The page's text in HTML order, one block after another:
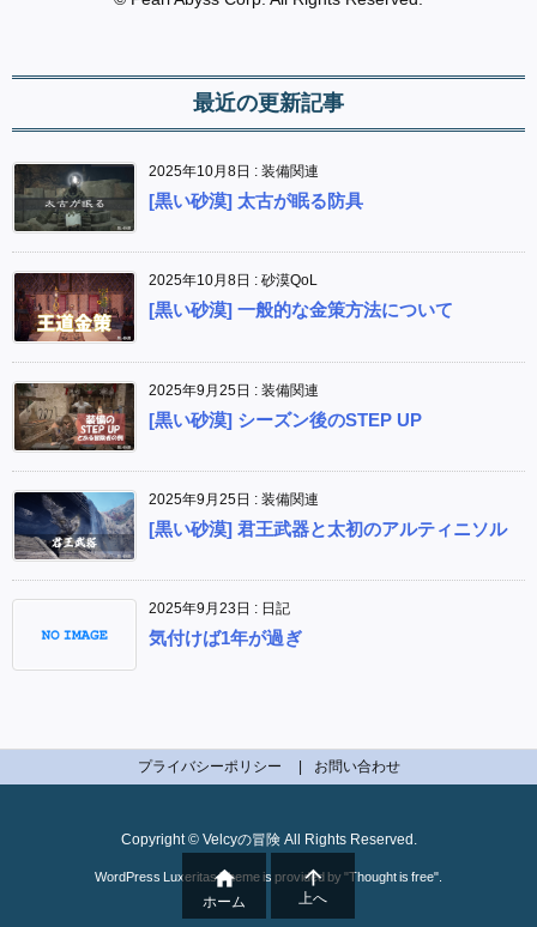
最近の更新記事
2025年10月8日 : 装備関連
[黒い砂漠] 太古が眠る防具
2025年10月8日 : 砂漠QoL
[黒い砂漠] 一般的な金策方法について
2025年9月25日 : 装備関連
[黒い砂漠] シーズン後のSTEP UP
2025年9月25日 : 装備関連
[黒い砂漠] 君王武器と太初のアルティニソル
2025年9月23日 : 日記
気付けば1年が過ぎ
プライバシーポリシー お問い合わせ
Copyright © Velcyの冒険All Rights Reserved.
WordPress Luxeritas Theme is provided by "Thought is free".

ホーム

上へ